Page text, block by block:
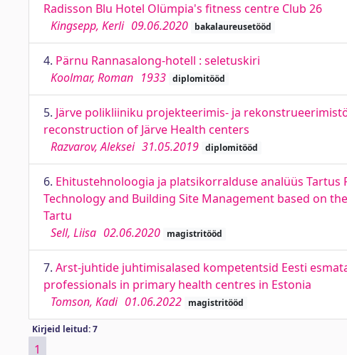
Radisson Blu Hotel Olümpia's fitness centre Club 26
Kingsepp, Kerli 09.06.2020 bakalaureusetööd
4. Pärnu Rannasalong-hotell : seletuskiri
Koolmar, Roman 1933 diplomitööd
5. Järve polikliiniku projekteerimis- ja
reconstruction of Järve Health centers
Razvarov, Aleksei 31.05.2019 diplomitööd
6. Ehitustehnoloogia ja platsikorralduse analüüs Tartus
Technology and Building Site Management based on
Tartu
Sell, Liisa 02.06.2020 magistritööd
7. Arst-juhtide juhtimisalased kompetentsid Eesti
professionals in primary health centres in Estonia
Tomson, Kadi 01.06.2022 magistritööd
Kirjeid leitud: 7
1